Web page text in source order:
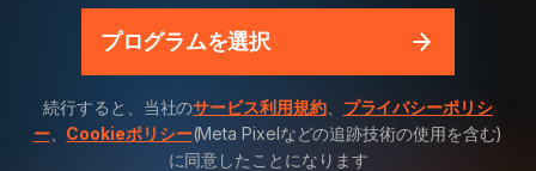
プログラムを選択
続行すると、当社のサービス利用規約、 プライバシーポリシ
ー、 Cookieポリシー(Meta Pixelなどの追跡技術の使用を含む)
に同意したことになります